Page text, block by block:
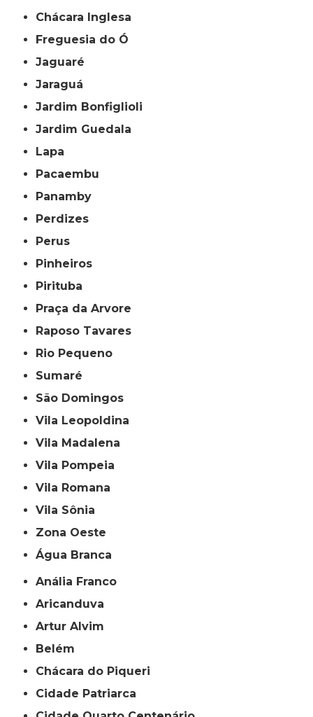
Chácara Inglesa
Freguesia do Ó
Jaguaré
Jaraguá
Jardim Bonfiglioli
Jardim Guedala
Lapa
Pacaembu
Panamby
Perdizes
Perus
Pinheiros
Pirituba
Praça da Arvore
Raposo Tavares
Rio Pequeno
Sumaré
São Domingos
Vila Leopoldina
Vila Madalena
Vila Pompeia
Vila Romana
Vila Sônia
Zona Oeste
Água Branca
Anália Franco
Aricanduva
Artur Alvim
Belém
Chácara do Piqueri
Cidade Patriarca